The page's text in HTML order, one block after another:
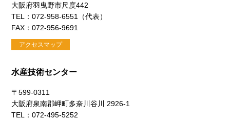
大阪府羽曳野市尺度442
TEL：072-958-6551（代表）
FAX：072-956-9691
アクセスマップ
水産技術センター
〒599-0311
大阪府泉南郡岬町多奈川谷川 2926-1
TEL：072-495-5252